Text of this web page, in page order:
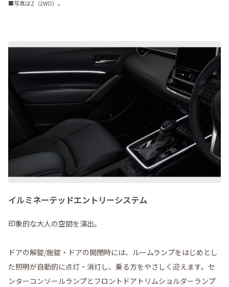
■写真はZ（2WD）。
イルミネーテッドエントリーシステム
印象的な大人の空間を演出。
ドアの解錠/施錠・ドアの開閉時には、ルームランプをはじめとし
た照明が自動的に点灯・消灯し、乗る方をやさしく迎えます。セ
ンターコンソールランプとフロントドアトリムショルダーランプ